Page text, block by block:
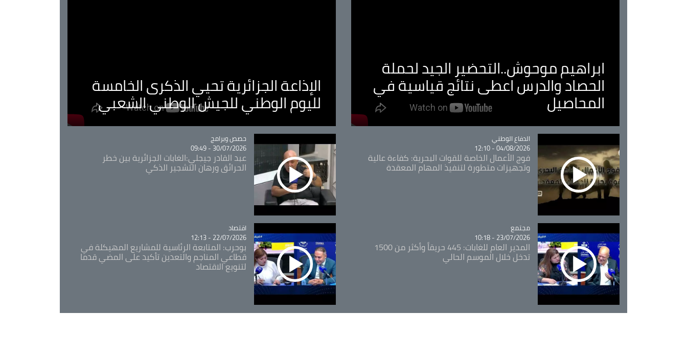
ابراهيم موحوش..التحضير الجيد لحملة
الحصاد والدرس اعطى نتائج قياسية في
المحاصيل
الإذاعة الجزائرية تحيي الذكرى الخامسة
لليوم الوطني للجيش الوطني الشعبي
Catégorie
الدفاع الوطني
04/08/2026 - 12:10
فوج الأعمال الخاصة للقوات البحرية: كفاءة عالية
وتجهيزات متطورة لتنفيذ المهام المعقدة
Catégorie
حصص وبرامج
30/07/2026 - 09:49
عبد القادر جيجلي:الغابات الجزائرية بين خطر
الحرائق ورهان التشجير الذكي
Catégorie
مجتمع
23/07/2026 - 10:18
المدير العام للغابات: 445 حريقاً وأكثر من 1500
تدخل خلال الموسم الحالي
Catégorie
اقتصاد
22/07/2026 - 12:13
بوحرب: المتابعة الرئاسية للمشاريع المهيكلة في
قطاعي المناجم والتعدين تأكيد على المضي قدما
لتنويع الاقتصاد